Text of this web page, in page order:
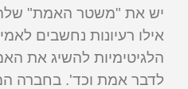
יש את "משטר האמת"
אילו רעיונות נחשבים
הלגיטימיות להשיג את
לדבר אמת וכד'. בחברה